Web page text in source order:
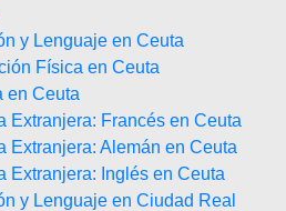
y Lenguaje en Ceuta
Física en Ceuta
en Ceuta
Extranjera: Francés en Ceuta
Extranjera: Alemán en Ceuta
Extranjera: Inglés en Ceuta
y Lenguaje en Ciudad Real